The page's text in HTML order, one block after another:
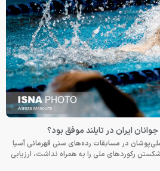
ایران در تایلند موفق بود؟
در مسابقات رده‌های سنی قهرمانی آسیا
ولی شکستن رکوردهای ملی را به همراه نداشت، ارزیابی